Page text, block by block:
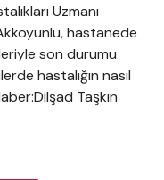
Uzmanı
hastanede
son durumu
hastalığın nasıl
Taşkın